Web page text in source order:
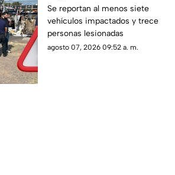
carga se queda sin
frenos y provoca
choque múltiple; NO
hay paso
Se reportan al menos siete
vehículos impactados y trece
personas lesionadas
agosto 07, 2026 09:52 a. m.